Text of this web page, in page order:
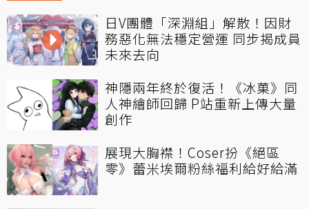
日V團體「深淵組」解散！因財
務惡化無法穩定營運 同步揭成員
未來去向
神隱兩年終於復活！《冰菓》同
人神繪師回歸 P站重新上傳大量
創作
展現大胸襟！Coser扮《絕區
零》蕾米埃爾粉絲福利給好給滿